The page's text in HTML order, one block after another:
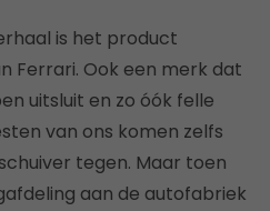
is het product
Ferrari. Ook een merk dat
uitsluit en zo óók felle
van ons komen zelfs
tegen. Maar toen
aan de autofabriek